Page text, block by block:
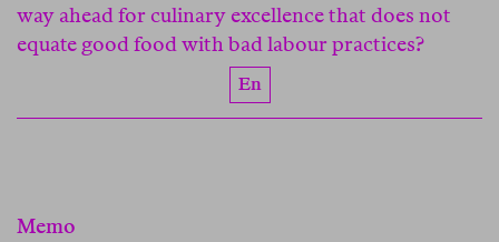
way ahead for culinary excellence that does not
equate good food with bad labour practices?
En
Memo